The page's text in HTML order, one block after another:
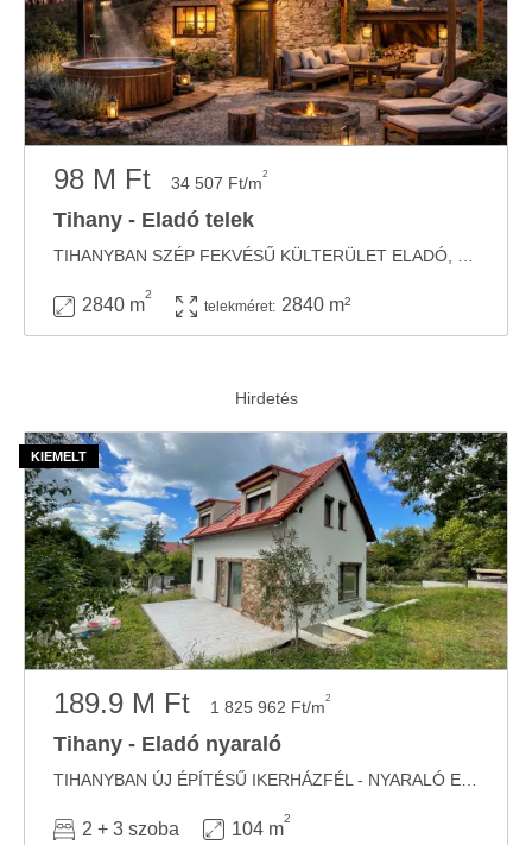
98 M Ft 34 507 Ft/m2
Tihany - Eladó telek
2840 m
2
telekméret: 2840 m²
189.9 M Ft 1 825 962 Ft/m2
Tihany - Eladó nyaraló
2 + 3 szoba 104 m
2